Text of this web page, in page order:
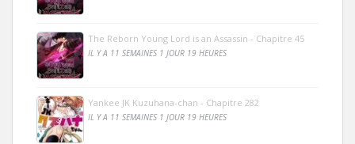
The Reborn Young Lord is an Assassin - Chapitre 45
IL Y A 11 SEMAINES 1 JOUR 19 HEURES
Yankee JK Kuzuhana-chan - Chapitre 282
IL Y A 11 SEMAINES 1 JOUR 19 HEURES